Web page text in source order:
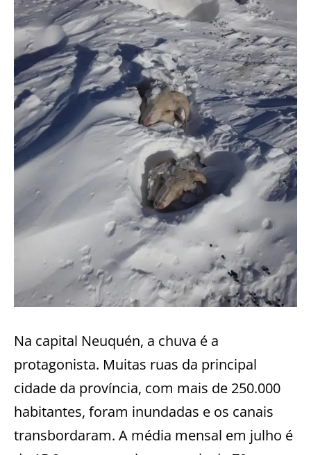
Na capital Neuquén, a chuva é a
protagonista. Muitas ruas da principal
cidade da província, com mais de 250.000
habitantes, foram inundadas e os canais
transbordaram. A média mensal em julho é